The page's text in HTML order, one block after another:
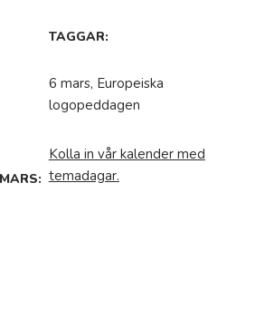
TAGGAR:
6 mars, Europeiska
logopeddagen
Kolla in vår kalender med
temadagar.